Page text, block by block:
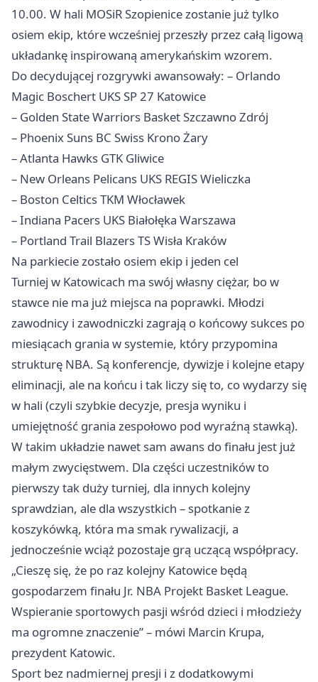
10.00. W hali MOSiR Szopienice zostanie już tylko
osiem ekip, które wcześniej przeszły przez całą ligową
układankę inspirowaną amerykańskim wzorem.
Do decydującej rozgrywki awansowały: – Orlando
Magic Boschert UKS SP 27 Katowice
– Golden State Warriors Basket Szczawno Zdrój
– Phoenix Suns BC Swiss Krono Żary
– Atlanta Hawks GTK Gliwice
– New Orleans Pelicans UKS REGIS Wieliczka
– Boston Celtics TKM Włocławek
– Indiana Pacers UKS Białołęka Warszawa
– Portland Trail Blazers TS Wisła Kraków
Na parkiecie zostało osiem ekip i jeden cel
Turniej w Katowicach ma swój własny ciężar, bo w
stawce nie ma już miejsca na poprawki. Młodzi
zawodnicy i zawodniczki zagrają o końcowy sukces po
miesiącach grania w systemie, który przypomina
strukturę NBA. Są konferencje, dywizje i kolejne etapy
eliminacji, ale na końcu i tak liczy się to, co wydarzy się
w hali (czyli szybkie decyzje, presja wyniku i
umiejętność grania zespołowo pod wyraźną stawką).
W takim układzie nawet sam awans do finału jest już
małym zwycięstwem. Dla części uczestników to
pierwszy tak duży turniej, dla innych kolejny
sprawdzian, ale dla wszystkich – spotkanie z
koszykówką, która ma smak rywalizacji, a
jednocześnie wciąż pozostaje grą uczącą współpracy.
„Cieszę się, że po raz kolejny Katowice będą
gospodarzem finału Jr. NBA Projekt Basket League.
Wspieranie sportowych pasji wśród dzieci i młodzieży
ma ogromne znaczenie” – mówi Marcin Krupa,
prezydent Katowic.
Sport bez nadmiernej presji i z dodatkowymi